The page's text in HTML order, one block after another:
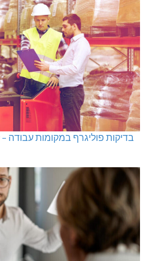
בדיקות פוליגרף במקומות עבודה